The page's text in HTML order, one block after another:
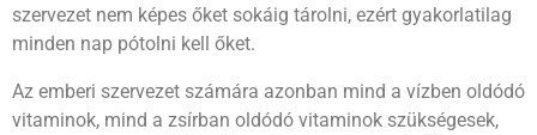
szervezet nem képes őket sokáig tárolni, ezért gyakorlatilag
minden nap pótolni kell őket.
Az emberi szervezet számára azonban mind a vízben oldódó
vitaminok, mind a zsírban oldódó vitaminok szükségesek,